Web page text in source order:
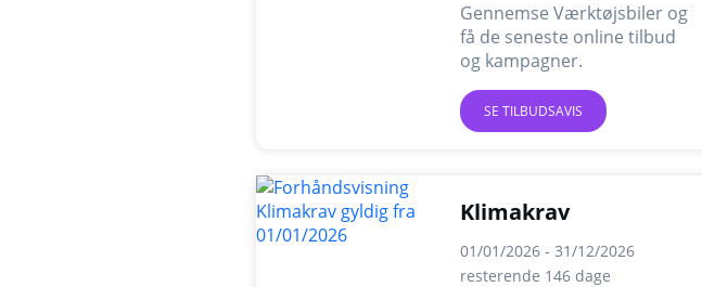
Gennemse Værktøjsbiler og
få de seneste online tilbud
og kampagner.
SE TILBUDSAVIS
Klimakrav
01/01/2026 - 31/12/2026
resterende 146 dage